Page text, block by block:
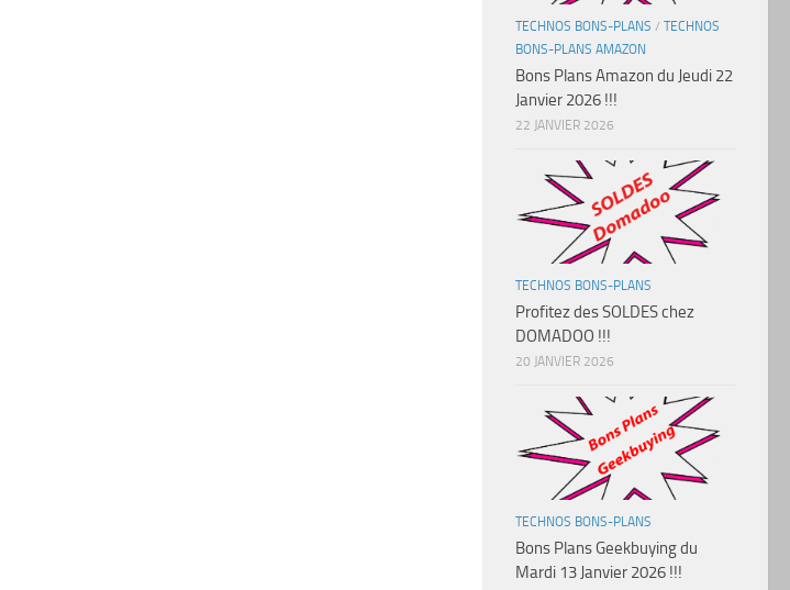
TECHNOS BONS-PLANS / TECHNOS
BONS-PLANS AMAZON
Bons Plans Amazon du Jeudi 22
Janvier 2026 !!!
22 JANVIER 2026
TECHNOS BONS-PLANS
Profitez des SOLDES chez
DOMADOO !!!
20 JANVIER 2026
TECHNOS BONS-PLANS
Bons Plans Geekbuying du
Mardi 13 Janvier 2026 !!!